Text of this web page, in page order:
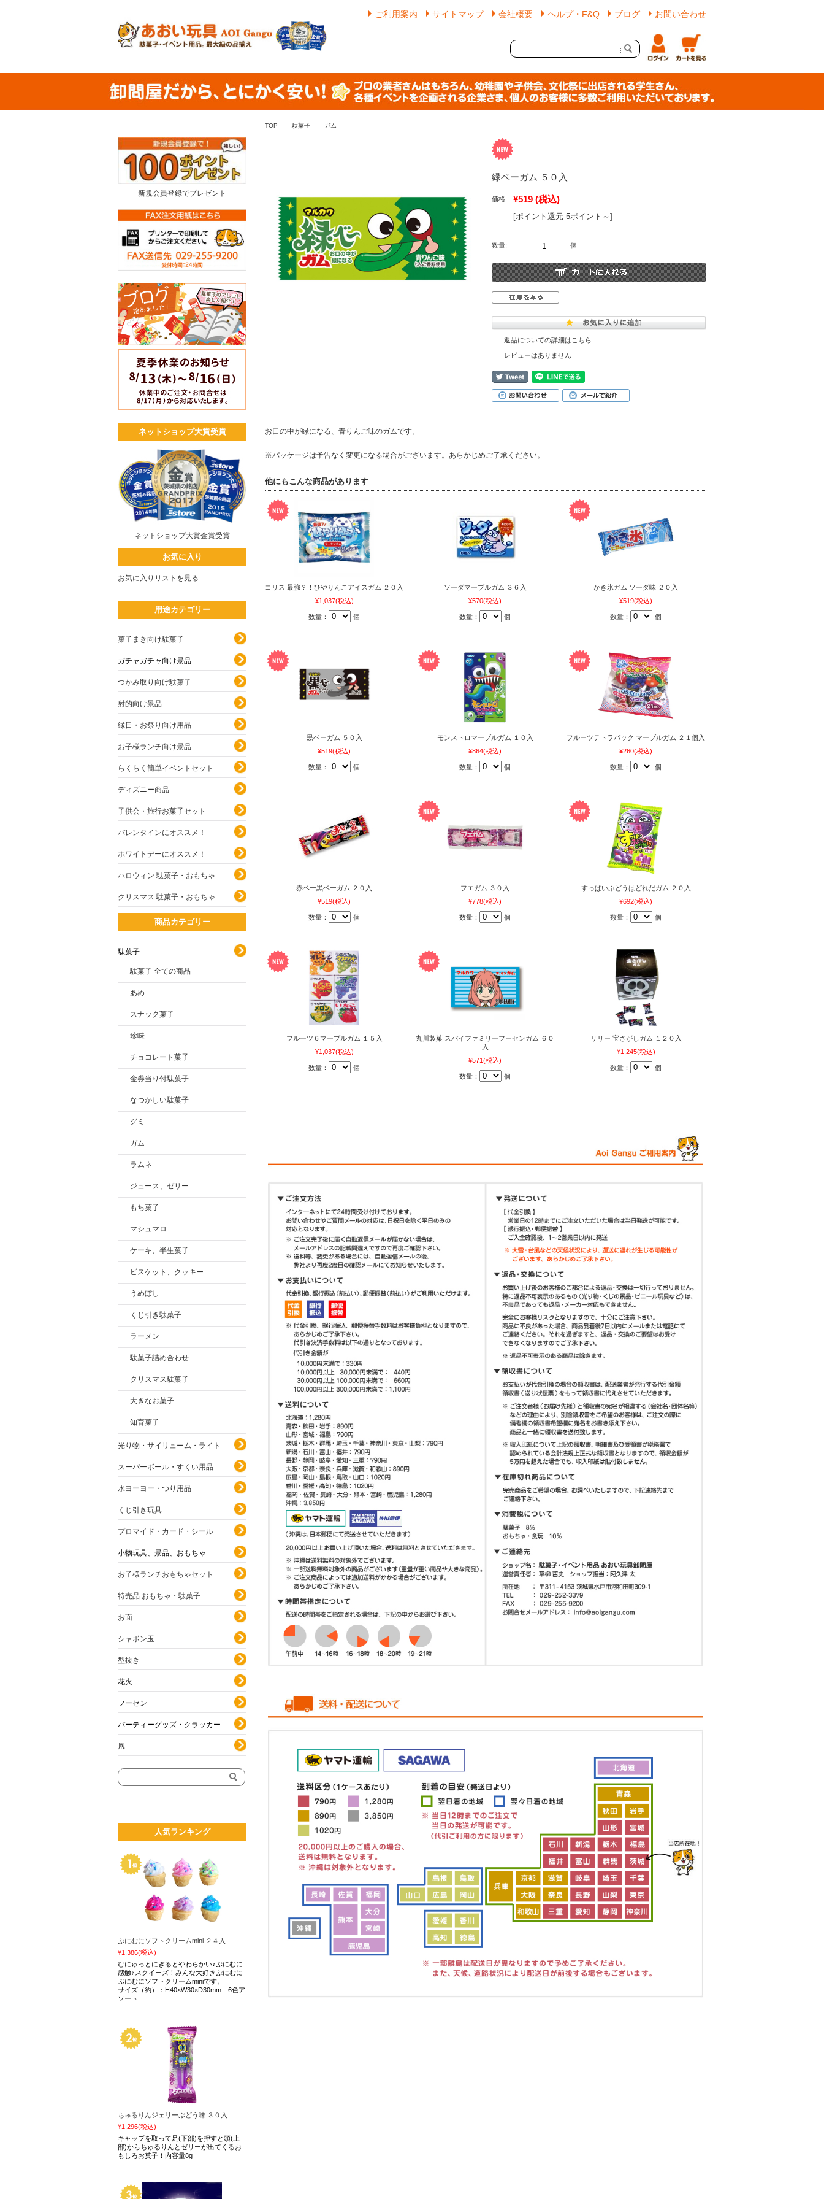
ご利用案内 サイトマップ 会社概要 ヘルプ・F&Q ブログ お問い合わせ
TOP 駄菓子 ガム
緑ベーガム ５０入
価格: ¥519 (税込)
[ポイント還元 5ポイント～]
数量: 個
返品についての詳細はこちら
レビューはありません
お口の中が緑になる、青りんご味のガムです。
※パッケージは予告なく変更になる場合がございます。あらかじめご了承ください。
他にもこんな商品があります
コリス 最強？！ひやりんこアイスガム ２０入
¥1,037(税込)
数量： 個
ソーダマーブルガム ３６入
¥570(税込)
数量： 個
かき氷ガム ソーダ味 ２０入
¥519(税込)
数量： 個
黒ベーガム ５０入
¥519(税込)
数量： 個
モンストロマーブルガム １０入
¥864(税込)
数量： 個
フルーツテトラパック マーブルガム ２１個入
¥260(税込)
数量： 個
赤ベー黒ベーガム ２０入
¥519(税込)
数量： 個
フエガム ３０入
¥778(税込)
数量： 個
すっぱいぶどうはどれだガム ２０入
¥692(税込)
数量： 個
フルーツ６マーブルガム １５入
¥1,037(税込)
数量： 個
丸川製菓 スパイファミリーフーセンガム ６０
入
¥571(税込)
数量： 個
リリー 宝さがしガム １２０入
¥1,245(税込)
数量： 個
新規会員登録でプレゼント
ネットショップ大賞受賞
ネットショップ大賞金賞受賞
お気に入り
お気に入りリストを見る
用途カテゴリー
菓子まき向け駄菓子
ガチャガチャ向け景品
つかみ取り向け駄菓子
射的向け景品
縁日・お祭り向け用品
お子様ランチ向け景品
らくらく簡単イベントセット
ディズニー商品
子供会・旅行お菓子セット
バレンタインにオススメ！
ホワイトデーにオススメ！
ハロウィン 駄菓子・おもちゃ
クリスマス 駄菓子・おもちゃ
商品カテゴリー
駄菓子
駄菓子 全ての商品
あめ
スナック菓子
珍味
チョコレート菓子
金券当り付駄菓子
なつかしい駄菓子
グミ
ガム
ラムネ
ジュース、ゼリー
もち菓子
マシュマロ
ケーキ、半生菓子
ビスケット、クッキー
うめぼし
くじ引き駄菓子
ラーメン
駄菓子詰め合わせ
クリスマス駄菓子
大きなお菓子
知育菓子
光り物・サイリューム・ライト
スーパーボール・すくい用品
水ヨーヨー・つり用品
くじ引き玩具
プロマイド・カード・シール
小物玩具、景品、おもちゃ
お子様ランチおもちゃセット
特売品 おもちゃ・駄菓子
お面
シャボン玉
型抜き
花火
フーセン
パーティーグッズ・クラッカー
凧
人気ランキング
ぷにむにソフトクリームmini ２４入
¥1,386(税込)
むにゅっとにぎるとやわらかい♪ぷにむに
感触♪スクイーズ！みんな大好きぷにむに
ぷにむにソフトクリームminiです。
サイズ（約）：H40×W30×D30mm 6色ア
ソート
ちゅるりんジェリーぶどう味 ３０入
¥1,296(税込)
キャップを取って足(下部)を押すと頭(上
部)からちゅるりんとゼリーが出てくるお
もしろお菓子！内容量8g